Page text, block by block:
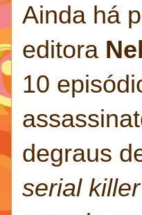
Ainda há
editora
10
degraus
serial killer